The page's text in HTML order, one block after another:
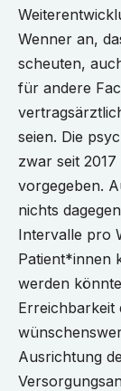
Wenner an,
scheuten,
für andere
seien. Die
zwar seit
vorgegeben.
nichts
Intervalle pro
Patient*innen
werden
Erreichbarkeit
Ausrichtung